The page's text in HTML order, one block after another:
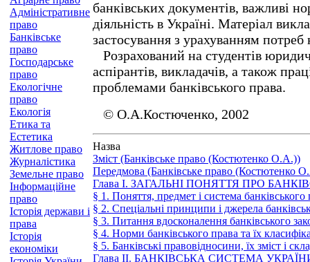
Адміністративне
право
Банківське
право
Господарське
право
Екологічне
право
Екологія
Етика та
Естетика
Житлове право
Журналістика
Земельне право
Інформаційне
право
Історія держави і
права
Історія
економіки
банківських документів, важливі
діяльність в Україні. Матеріал
застосування з урахуванням потреб
Розрахований на студентів
аспірантів, викладачів, а також
проблемами банківського права.
© О.А.Костюченко, 2002
Назва
Зміст (Банківське право (Костютенко О.А.))
Передмова (Банківське право (Костютенко
Глава І. ЗАГАЛЬНІ ПОНЯТТЯ ПРО
§ 1. Поняття, предмет і система банківського
§ 2. Спеціальні принципи і джерела
§ 3. Питання вдосконалення банківського
§ 4. Норми банківського права та їх
§ 5. Банківські правовідносини, їх зміст і
Глава ІІ. БАНКІВСЬКА СИСТЕМА